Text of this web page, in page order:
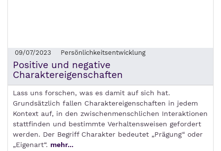
09/07/2023 Persönlichkeitsentwicklung
Positive und negative
Charaktereigenschaften
Lass uns forschen, was es damit auf sich hat.
Grundsätzlich fallen Charaktereigenschaften in jedem
Kontext auf, in den zwischenmenschlichen Interaktionen
stattfinden und bestimmte Verhaltensweisen gefordert
werden. Der Begriff Charakter bedeutet „Prägung“ oder
„Eigenart“. mehr...